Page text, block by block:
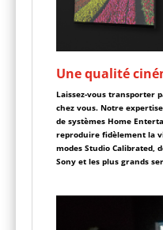
Une qualité
Laissez-vous transporter
chez vous. Notre
de systèmes Home
reproduire fidèlement la
modes Studio Calibrated,
Sony et les plus grands